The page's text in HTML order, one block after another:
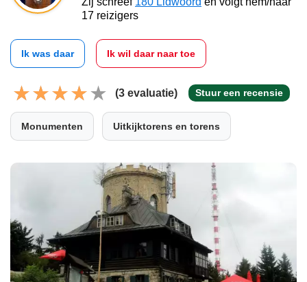
17 reizigers
Ik was daar Ik wil daar naar toe
(3 evaluatie) Stuur een recensie
Monumenten Uitkijktorens en torens